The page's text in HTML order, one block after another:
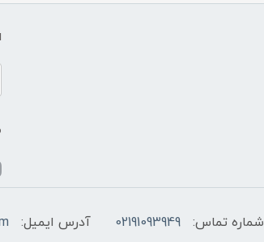
شماره تماس: 02191093949 آدرس ایمیل: